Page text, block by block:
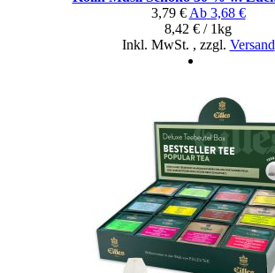
3,79 € Ab 3,68 €
8,42 € / 1kg
Inkl. MwSt. , zzgl. Versand